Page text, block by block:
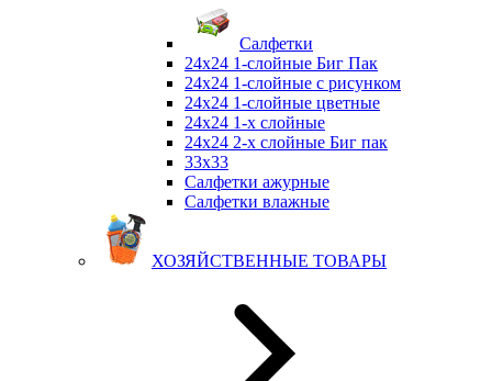
Салфетки
24х24 1-слойные Биг Пак
24х24 1-слойные с рисунком
24х24 1-слойные цветные
24х24 1-х слойные
24х24 2-х слойные Биг пак
33х33
Салфетки ажурные
Салфетки влажные
ХОЗЯЙСТВЕННЫЕ ТОВАРЫ